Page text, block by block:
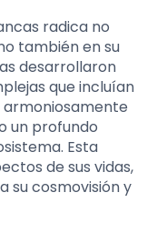
radica no
también en su
desarrollaron
que incluían
armoniosamente
un profundo
Esta
de sus vidas,
su cosmovisión y